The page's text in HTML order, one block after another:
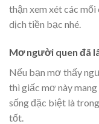
thận xem xét các mối
dịch tiền bạc nhé.
Mơ người quen đã
Nếu bạn mơ thấy
thì giấc mơ này mang
sống đặc biệt là
tốt.